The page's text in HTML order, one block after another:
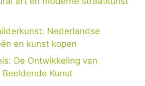
Nederlandse
en kunst kopen
De Ontwikkeling van
Kunst